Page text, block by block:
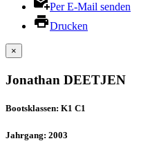
Per E-Mail senden
Drucken
×
Jonathan DEETJEN
Bootsklassen: K1 C1
Jahrgang: 2003